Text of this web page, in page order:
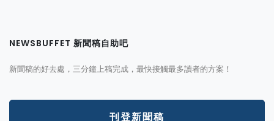
NEWSBUFFET 新聞稿自助吧
新聞稿的好去處，三分鐘上稿完成，最快接觸最多讀者的方案！
刊登新聞稿